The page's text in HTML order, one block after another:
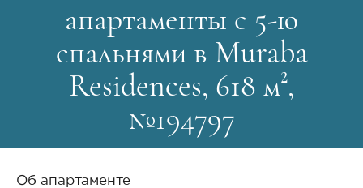
апартаменты с 5-ю
спальнями в Muraba
Residences, 618 м²,
№194797
Об апартаменте